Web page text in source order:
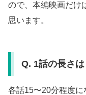
ので、本編映画だけ
思います。
Q. 1話の長さは
各話15〜20分程度に